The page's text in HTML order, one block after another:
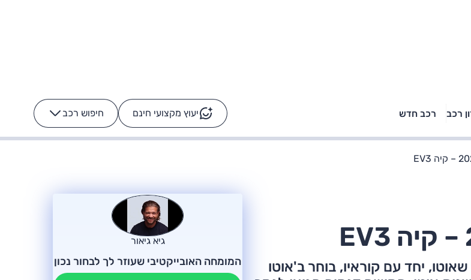
רכב רכב חדש יעוץ מקצועי חינם חיפוש רכב -
טויוטה ראב 4, קיה
לונג ויונדאי
ועל הכביש
רכבי הסלבס: על מה נוסע
הרכב לא מתקלקל. המסך
כן
שאוטו, יחד עם קוראיו, בוחר ב'אוטו
גיא גיאור
המומחה האובייקטיבי שעוזר לך לבחור נכון